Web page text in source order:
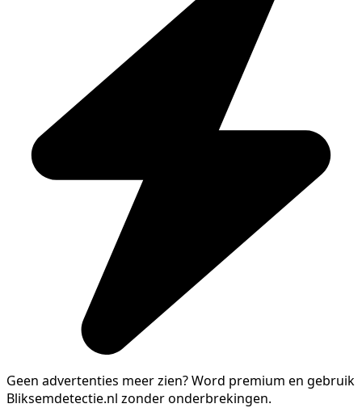
Geen advertenties meer zien?Word premium en gebruik
Bliksemdetectie.nl zonder onderbrekingen.